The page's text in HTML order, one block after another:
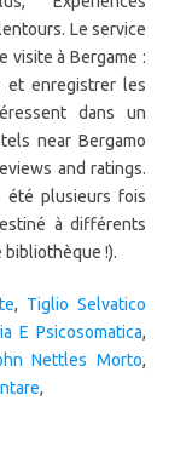
Le service
visite à Bergame :
et enregistrer les
dans un
near Bergamo
and ratings.
été plusieurs fois
à différents
bibliothèque !).
, Tiglio Selvatico
E Psicosomatica,
Nettles Morto,
,